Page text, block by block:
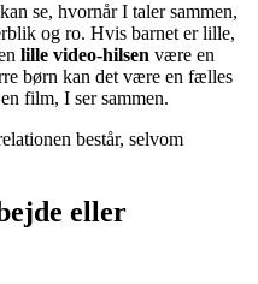
se, hvornår I taler sammen,
og ro. Hvis barnet er lille,
lille video-hilsen være en
børn kan det være en fælles
film, I ser sammen.
består, selvom
eller